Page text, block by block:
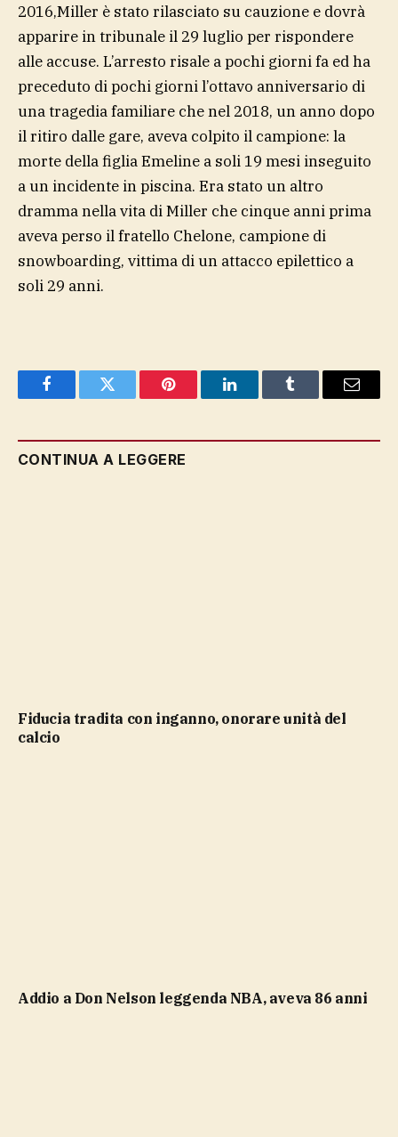
2016,Miller è stato rilasciato su cauzione e dovrà
apparire in tribunale il 29 luglio per rispondere
alle accuse. L’arresto risale a pochi giorni fa ed ha
preceduto di pochi giorni l’ottavo anniversario di
una tragedia familiare che nel 2018, un anno dopo
il ritiro dalle gare, aveva colpito il campione: la
morte della figlia Emeline a soli 19 mesi inseguito
a un incidente in piscina. Era stato un altro
dramma nella vita di Miller che cinque anni prima
aveva perso il fratello Chelone, campione di
snowboarding, vittima di un attacco epilettico a
soli 29 anni.
FacebookTwitter Pinterest LinkedInTumblr Email
CONTINUA A LEGGERE
Fiducia tradita con inganno, onorare unità del
calcio
Addio a Don Nelson leggenda NBA, aveva 86 anni